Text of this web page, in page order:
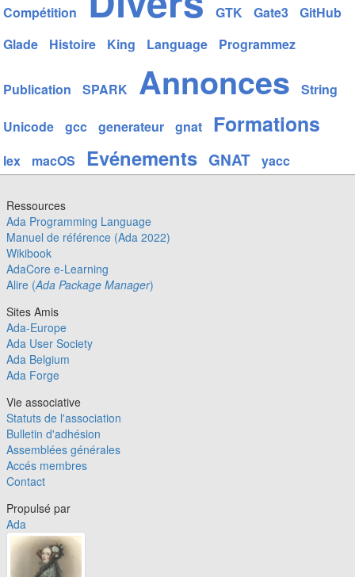
Compétition GTK Gate3
GitHub
Glade
Histoire King Language Programmez
Publication SPARK Annonces String
Unicode gcc generateur gnat Formations
lex macOS Evénements GNAT yacc
Ressources
Ada Programming Language
Manuel de référence (Ada 2022)
Wikibook
AdaCore e-Learning
Alire (Ada Package Manager)
Sites Amis
Ada-Europe
Ada User Society
Ada Belgium
Ada Forge
Vie associative
Statuts de l'association
Bulletin d'adhésion
Assemblées générales
Accés membres
Contact
Propulsé par
Ada